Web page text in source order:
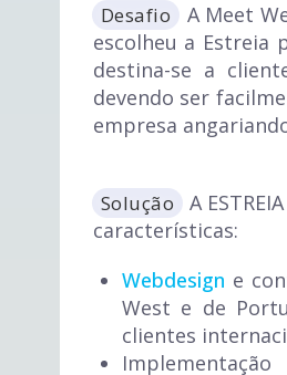
Desafio A Meet
escolheu a Estreia
destina-se a
devendo ser
empresa
Solução
A
características:
Webdesign e
West e de
clientes